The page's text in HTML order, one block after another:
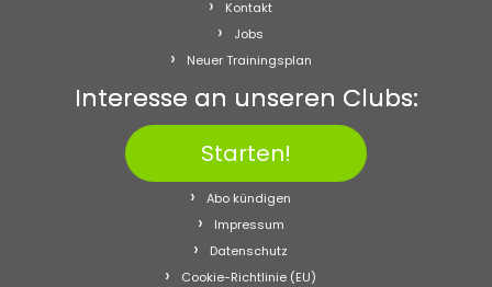
Kontakt
Jobs
Neuer Trainingsplan
Interesse an unseren Clubs:
Starten!
Abo kündigen
Impressum
Datenschutz
Cookie-Richtlinie (EU)